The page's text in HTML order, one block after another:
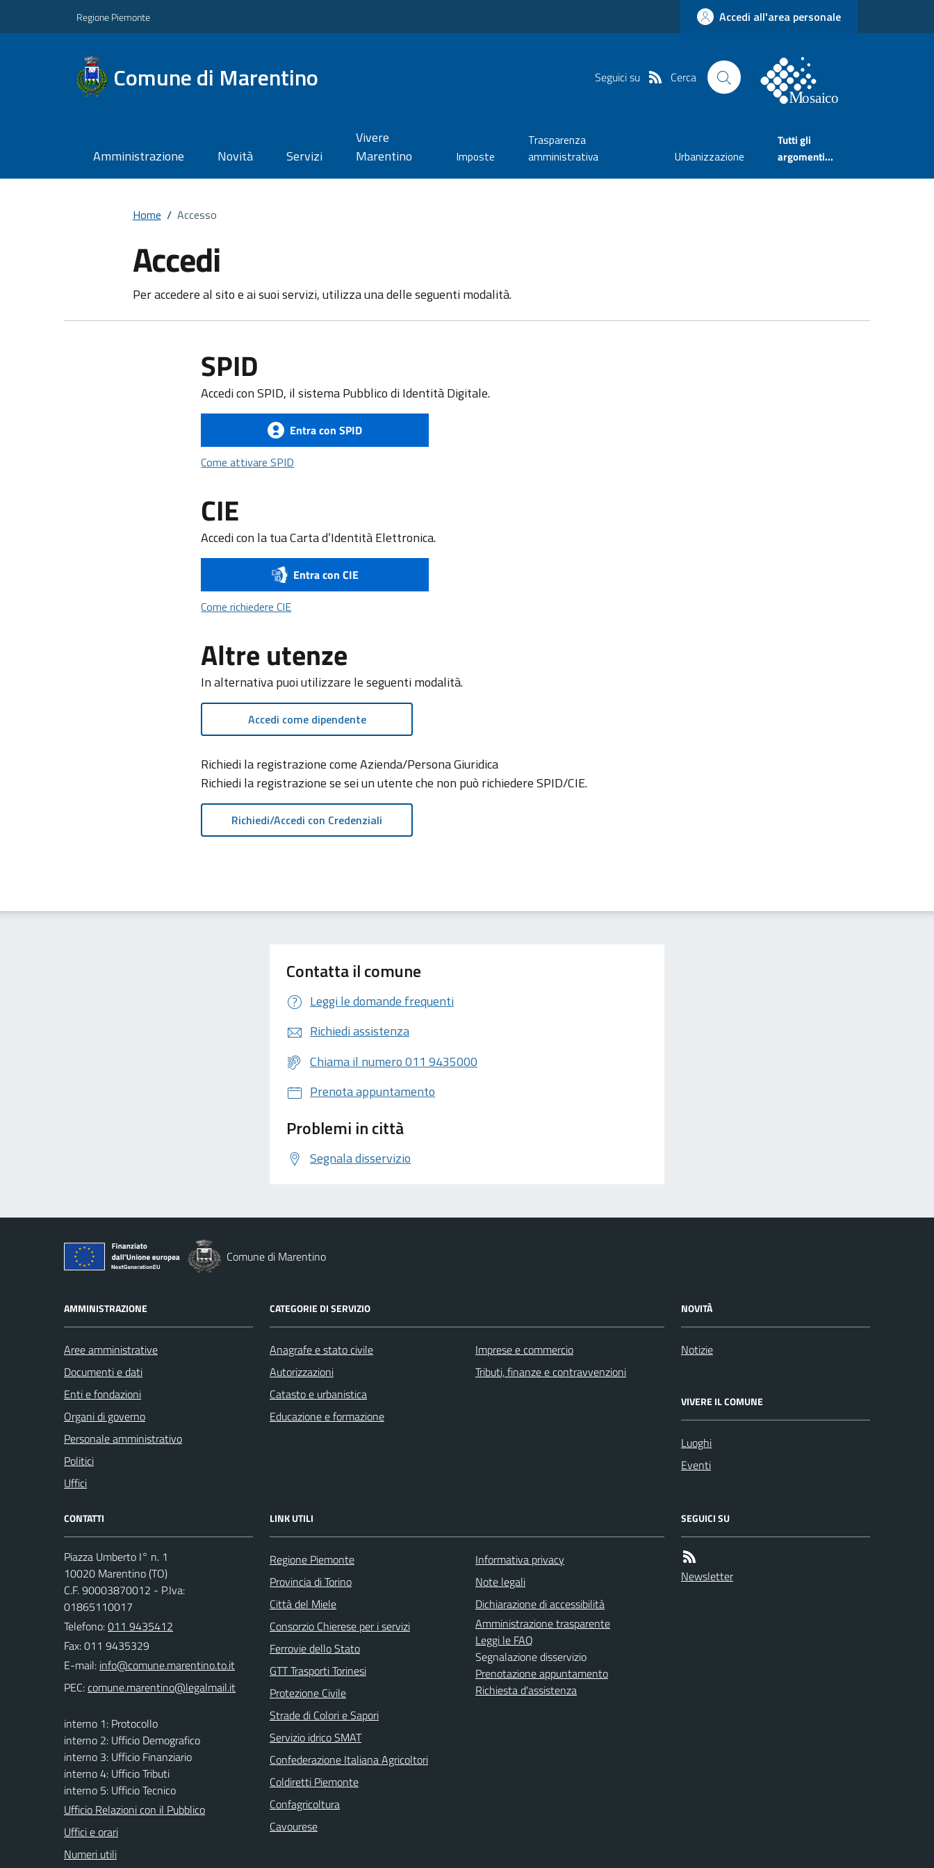
Regione Piemonte Accedi all'area personale
Comune di Marentino Seguici su Cerca
Amministrazione Novità Servizi
Vivere
Marentino
Imposte
Trasparenza
amministrativa
Urbanizzazione
Tutti gli
argomenti...
Home / Accesso
Accedi
Per accedere al sito e ai suoi servizi, utilizza una delle seguenti modalità.
SPID
Accedi con SPID, il sistema Pubblico di Identità Digitale.
Entra con SPID
Come attivare SPID
CIE
Accedi con la tua Carta d’Identità Elettronica.
Entra con CIE
Come richiedere CIECome richiedere CIE
Altre utenze
In alternativa puoi utilizzare le seguenti modalità.
Accedi come dipendente
Richiedi la registrazione come Azienda/Persona Giuridica
Richiedi la registrazione se sei un utente che non può richiedere SPID/CIE.
Contatta il comune
Leggi le domande frequenti
Richiedi assistenza
Chiama il numero 011 9435000
Prenota appuntamento
Problemi in città
Segnala disservizio
Comune di Marentino
AMMINISTRAZIONE
Aree amministrative
Documenti e dati
Enti e fondazioni
Organi di governo
Personale amministrativo
Politici
Uffici
CATEGORIE DI SERVIZIO
Anagrafe e stato civile
Autorizzazioni
Catasto e urbanistica
Educazione e formazione
Imprese e commercio
Tributi, finanze e contravvenzioni
NOVITÀ
Notizie
VIVERE IL COMUNE
Luoghi
Eventi
CONTATTI
Piazza Umberto I° n. 1
10020 Marentino (TO)
C.F. 90003870012 - P.Iva:
01865110017
Telefono:011 9435412
Fax: 011 9435329
E-mail:
PEC:
interno 1: Protocollo
interno 2: Ufficio Demografico
interno 3: Ufficio Finanziario
interno 4: Ufficio Tributi
interno 5: Ufficio Tecnico
Ufficio Relazioni con il Pubblico
Uffici e orari
Numeri utili
LINK UTILI
Regione Piemonte
Provincia di Torino
Città del Miele
Consorzio Chierese per i servizi
Ferrovie dello Stato
GTT Trasporti Torinesi
Protezione Civile
Strade di Colori e Sapori
Servizio idrico SMAT
Confederazione Italiana Agricoltori
Coldiretti Piemonte
Confagricoltura
Cavourese
Informativa privacy
Note legali
Dichiarazione di accessibilità
Amministrazione trasparente
Leggi le FAQ
Segnalazione disservizio
Prenotazione appuntamento
Richiesta d'assistenza
SEGUICI SU
Newsletter